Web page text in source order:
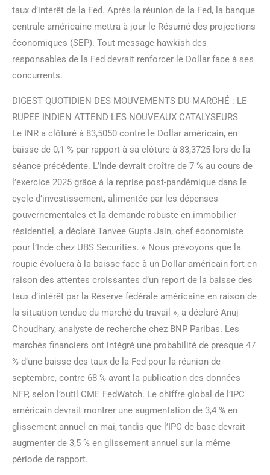
taux d’intérêt de la Fed. Après la réunion de la Fed, la banque
centrale américaine mettra à jour le Résumé des projections
économiques (SEP). Tout message hawkish des
responsables de la Fed devrait renforcer le Dollar face à ses
concurrents.
DIGEST QUOTIDIEN DES MOUVEMENTS DU MARCHÉ : LE
RUPEE INDIEN ATTEND LES NOUVEAUX CATALYSEURS
Le INR a clôturé à 83,5050 contre le Dollar américain, en
baisse de 0,1 % par rapport à sa clôture à 83,3725 lors de la
séance précédente. L’Inde devrait croître de 7 % au cours de
l’exercice 2025 grâce à la reprise post-pandémique dans le
cycle d’investissement, alimentée par les dépenses
gouvernementales et la demande robuste en immobilier
résidentiel, a déclaré Tanvee Gupta Jain, chef économiste
pour l’Inde chez UBS Securities. « Nous prévoyons que la
roupie évoluera à la baisse face à un Dollar américain fort en
raison des attentes croissantes d’un report de la baisse des
taux d’intérêt par la Réserve fédérale américaine en raison de
la situation tendue du marché du travail », a déclaré Anuj
Choudhary, analyste de recherche chez BNP Paribas. Les
marchés financiers ont intégré une probabilité de presque 47
% d’une baisse des taux de la Fed pour la réunion de
septembre, contre 68 % avant la publication des données
NFP, selon l’outil CME FedWatch. Le chiffre global de l’IPC
américain devrait montrer une augmentation de 3,4 % en
glissement annuel en mai, tandis que l’IPC de base devrait
augmenter de 3,5 % en glissement annuel sur la même
période de rapport.